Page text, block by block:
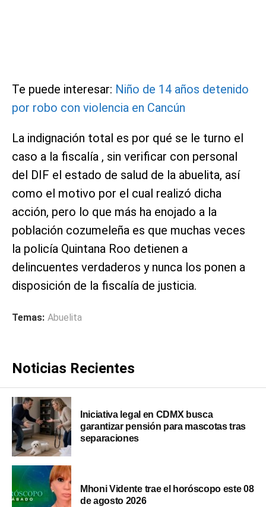
Te puede interesar: Niño de 14 años detenido
por robo con violencia en Cancún
La indignación total es por qué se le turno el
caso a la fiscalía , sin verificar con personal
del DIF el estado de salud de la abuelita, así
como el motivo por el cual realizó dicha
acción, pero lo que más ha enojado a la
población cozumeleña es que muchas veces
la policía Quintana Roo detienen a
delincuentes verdaderos y nunca los ponen a
disposición de la fiscalía de justicia.
Temas: Abuelita
Noticias Recientes
Iniciativa legal en CDMX busca
garantizar pensión para mascotas tras
separaciones
Mhoni Vidente trae el horóscopo este 08
de agosto 2026